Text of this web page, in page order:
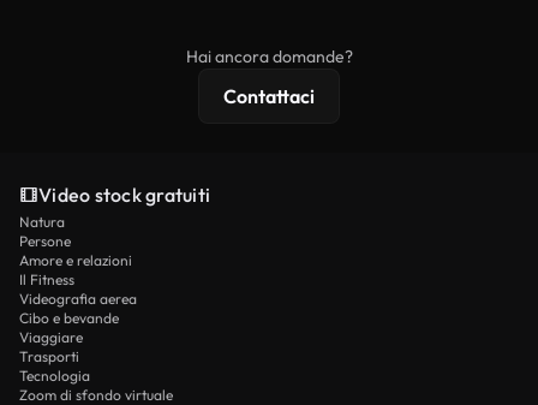
Hai ancora domande?
Contattaci
Video stock gratuiti
Natura
Persone
Amore e relazioni
Il Fitness
Videografia aerea
Cibo e bevande
Viaggiare
Trasporti
Tecnologia
Zoom di sfondo virtuale